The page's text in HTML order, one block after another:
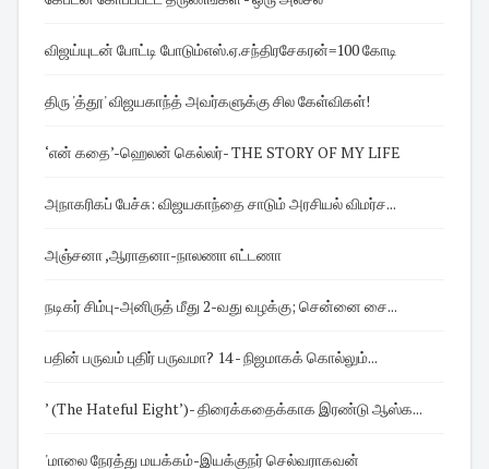
விஜய்யுடன் போட்டி போடும்எஸ்.ஏ.சந்திரசேகரன்=100 கோடி
திரு 'த்தூ' விஜயகாந்த் அவர்களுக்கு சில கேள்விகள்!
‘என் கதை’-ஹெலன் கெல்லர்- THE STORY OF MY LIFE
அநாகரிகப் பேச்சு: விஜயகாந்தை சாடும் அரசியல் விமர்ச...
அஞ்சனா ,ஆராதனா-நாலணா எட்டணா
நடிகர் சிம்பு-அனிருத் மீது 2-வது வழக்கு; சென்னை சை...
பதின் பருவம் புதிர் பருவமா? 14 - நிஜமாகக் கொல்லும்...
’ (The Hateful Eight’)- திரைக்கதைக்காக இரண்டு ஆஸ்க...
'மாலை நேரத்து மயக்கம்-இயக்குநர் செல்வராகவன்